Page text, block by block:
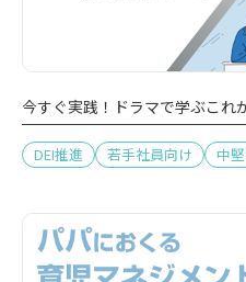
今すぐ実践！ドラマで学ぶこれ
DEI推進 若手社員向け 中